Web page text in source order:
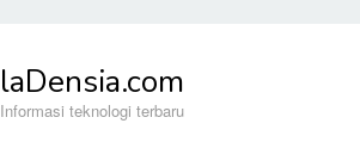
laDensia.com
Informasi teknologi terbaru